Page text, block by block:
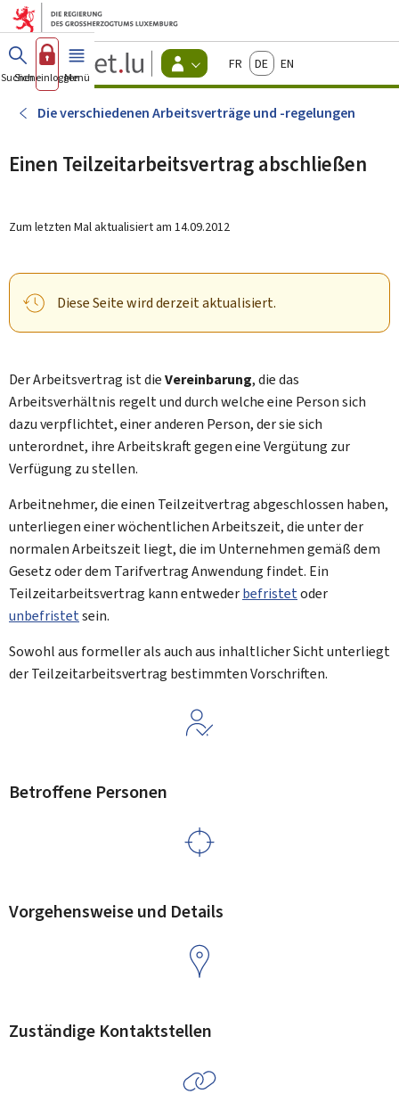
Zum Hauptmenü
Zum Inhalt
Guichet.lu
Changer
d'espace
-
Menu
actif
FrançaisDeutschEnglish
Suchen
Sich einloggen
Menü Haupt-
Die verschiedenen Arbeitsverträge und -regelungen
Einen Teilzeitarbeitsvertrag abschließen
Zum letzten Mal aktualisiert am 14.09.2012
Diese Seite wird derzeit aktualisiert.
Der Arbeitsvertrag ist dieVereinbarung, die das
Arbeitsverhältnis regelt und durch welche eine Person sich
dazu verpflichtet, einer anderen Person, der sie sich
unterordnet, ihre Arbeitskraft gegen eine Vergütung zur
Verfügung zu stellen.
Arbeitnehmer, die einen Teilzeitvertrag abgeschlossen haben,
unterliegen einer wöchentlichen Arbeitszeit, die unter der
normalen Arbeitszeit liegt, die im Unternehmen gemäß dem
Gesetz oder dem Tarifvertrag Anwendung findet. Ein
Teilzeitarbeitsvertrag kann entwederbefristetoder
unbefristetsein.
Sowohl aus formeller als auch aus inhaltlicher Sicht unterliegt
der Teilzeitarbeitsvertrag bestimmten Vorschriften.
Betroffene Personen
Vorgehensweise und Details
Zuständige Kontaktstellen